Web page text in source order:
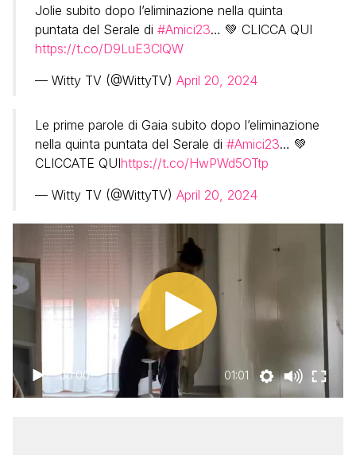
Jolie subito dopo l’eliminazione nella quinta
puntata del Serale di #Amici23… 💚 CLICCA QUI
https://t.co/D9LuE3ClQW
— Witty TV (@WittyTV) April 20, 2024
Le prime parole di Gaia subito dopo l’eliminazione
nella quinta puntata del Serale di #Amici23… 💚
CLICCATE QUIhttps://t.co/HwPWd5OTtp
— Witty TV (@WittyTV) April 20, 2024
00:00 01:01